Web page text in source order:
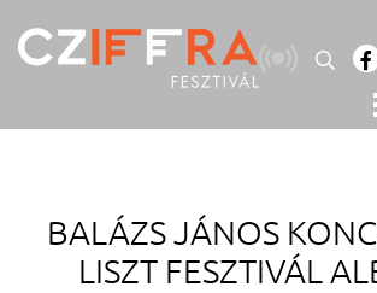
content
BALÁZS JÁNOS
LISZT FESZTIVÁL